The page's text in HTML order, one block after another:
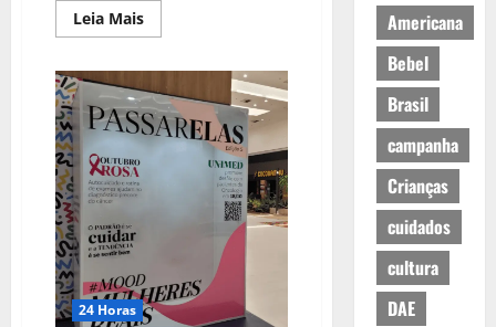
Leia Mais
24 Horas
Americana
Bebel
Brasil
campanha
Crianças
cuidados
cultura
DAE